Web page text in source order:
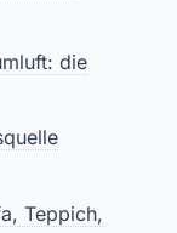
die
Teppich,